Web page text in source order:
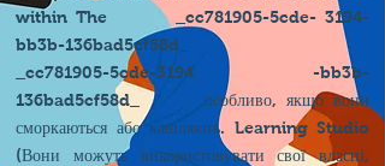
within The _cc781905-5cde- 3194-
bb3b-136bad5cf58d_
_cc781905-5cde-3194 -bb3b-
136bad5cf58d_ особливо, якщо вони
сморкаються або кашляють. Learning Studio
(Вони можуть використовувати свої власні,